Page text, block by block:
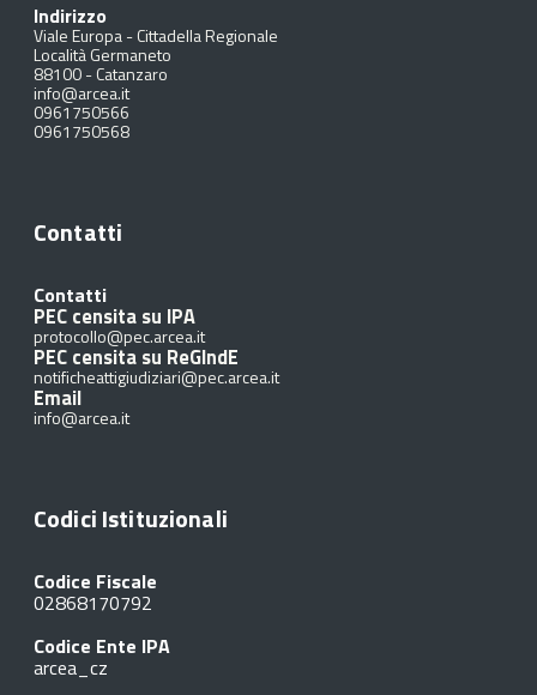
Indirizzo
Viale Europa - Cittadella Regionale
Località Germaneto
88100-Catanzaro
info@arcea.it
0961750566
0961750568
Contatti
Contatti
PEC censita su IPA
protocollo@pec.arcea.it
PEC censita su ReGIndE
notificheattigiudiziari@pec.arcea.it
Email
info@arcea.it
Codici Istituzionali
Codice Fiscale
02868170792
Codice Ente IPA
arcea_cz